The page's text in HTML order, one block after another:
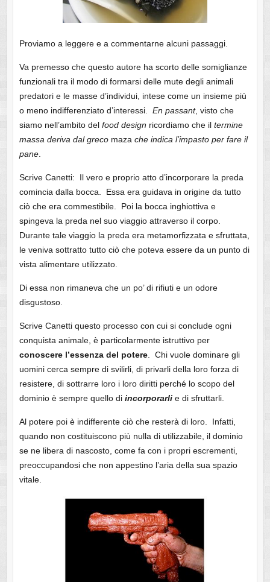
Proviamo a leggere e a commentarne alcuni passaggi.
Va premesso che questo autore ha scorto delle somiglianze
funzionali tra il modo di formarsi delle mute degli animali
predatori e le masse d’individui, intese come un insieme più
o meno indifferenziato d’interessi. En passant, visto che
siamo nell’ambito del food design ricordiamo che il termine
massa deriva dal greco mazache indica l’impasto per fare il
pane.
Scrive Canetti: Il vero e proprio atto d’incorporare la preda
comincia dalla bocca. Essa era guidava in origine da tutto
ciò che era commestibile. Poi la bocca inghiottiva e
spingeva la preda nel suo viaggio attraverso il corpo.
Durante tale viaggio la preda era metamorfizzata e sfruttata,
le veniva sottratto tutto ciò che poteva essere da un punto di
vista alimentare utilizzato.
Di essa non rimaneva che un po’ di rifiuti e un odore
disgustoso.
Scrive Canetti questo processo con cui si conclude ogni
conquista animale, è particolarmente istruttivo per
conoscere l’essenza del potere. Chi vuole dominare gli
uomini cerca sempre di svilirli, di privarli della loro forza di
resistere, di sottrarre loro i loro diritti perché lo scopo del
dominio è sempre quello di incorporarlie di sfruttarli.
Al potere poi è indifferente ciò che resterà di loro. Infatti,
quando non costituiscono più nulla di utilizzabile, il dominio
se ne libera di nascosto, come fa con i propri escrementi,
preoccupandosi che non appestino l’aria della sua spazio
vitale.